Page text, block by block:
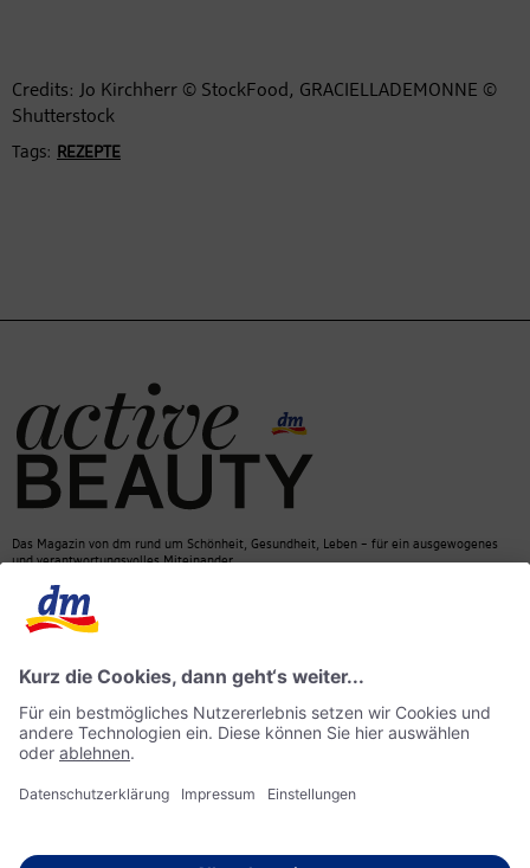
Credits: Jo Kirchherr © StockFood, GRACIELLADEMONNE ©
Shutterstock
Tags: REZEPTE
Das Magazin von dm rund um Schönheit, Gesundheit, Leben – für ein ausgewogenes
und verantwortungsvolles Miteinander.